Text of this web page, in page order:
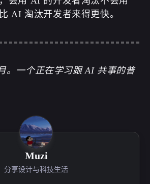
AI 淘汰开发者来得更快。
。一个正在学习跟 AI 共事的普
Muzi
分享设计与科技生活